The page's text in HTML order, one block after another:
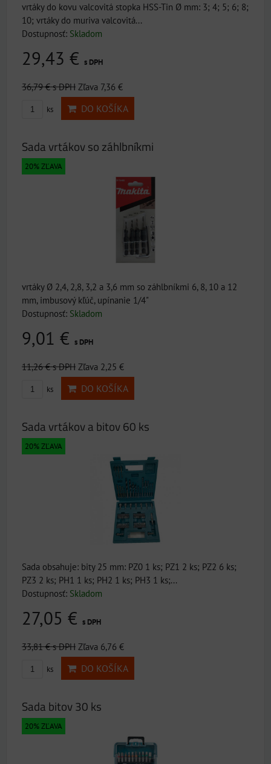
vrtáky do kovu valcovitá stopka HSS-Tin Ø mm: 3; 4; 5; 6; 8;
10; vrtáky do muriva valcovitá...
Dostupnosť: Skladom
29,43 € s DPH
36,79 €s DPH Zľava 7,36 €
ks DO KOŠÍKA
Sada vrtákov so záhlbníkmi
20% ZĽAVA
vrtáky Ø 2,4, 2,8, 3,2 a 3,6 mm so záhlbníkmi 6, 8, 10 a 12
mm, imbusový kľúč, upínanie 1/4"
Dostupnosť: Skladom
9,01 € s DPH
11,26 €s DPH Zľava 2,25 €
ks DO KOŠÍKA
Sada vrtákov a bitov 60 ks
20% ZĽAVA
Sada obsahuje: bity 25 mm: PZ0 1 ks; PZ1 2 ks; PZ2 6 ks;
PZ3 2 ks; PH1 1 ks; PH2 1 ks; PH3 1 ks;...
Dostupnosť: Skladom
27,05 € s DPH
33,81 €s DPH Zľava 6,76 €
ks DO KOŠÍKA
Sada bitov 30 ks
20% ZĽAVA